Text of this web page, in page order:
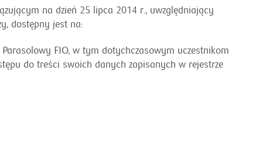
na dzień 25 lipca 2014 r., uwzględniający
dostępny jest na:
FIO, w tym dotychczasowym uczestnikom
do treści swoich danych zapisanych w rejestrze